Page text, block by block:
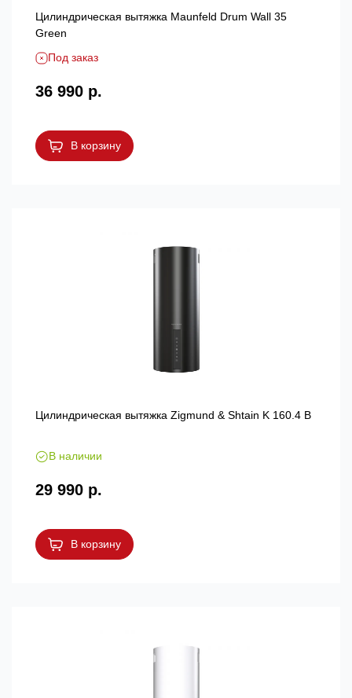
Цилиндрическая вытяжка Maunfeld Drum Wall 35
Green
Под заказ
36 990 р.
В корзину
Цилиндрическая вытяжка Zigmund & Shtain K 160.4 B
В наличии
29 990 р.
В корзину